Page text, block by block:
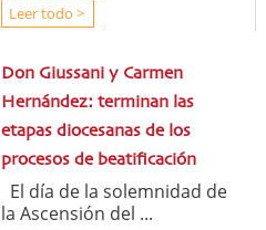
Leer todo >
Don Giussani y Carmen
Hernández: terminan las
etapas diocesanas de los
procesos de beatificación
El día de la solemnidad de
la Ascensión del ...